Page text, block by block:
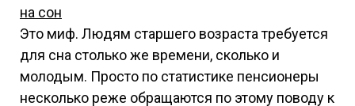
на сон
Это миф. Людям старшего возраста требуется
для сна столько же времени, сколько и
молодым. Просто по статистике пенсионеры
несколько реже обращаются по этому поводу к